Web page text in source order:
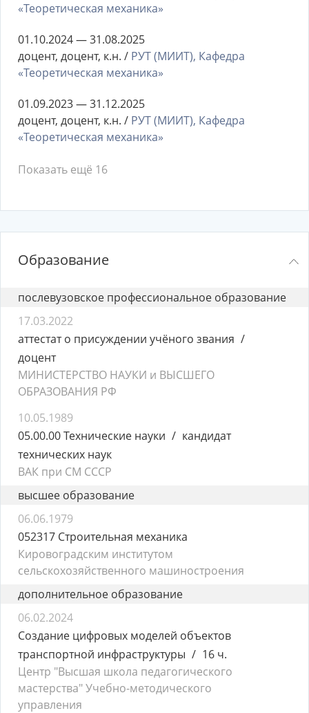
«Теоретическая механика»
01.10.2024 — 31.08.2025
доцент, доцент, к.н. / РУТ (МИИТ), Кафедра
«Теоретическая механика»
01.09.2023 — 31.12.2025
доцент, доцент, к.н. / РУТ (МИИТ), Кафедра
«Теоретическая механика»
Показать ещё 16
Образование
послевузовское профессиональное образование
17.03.2022
аттестат о присуждении учёного звания
доцент
МИНИСТЕРСТВО НАУКИ и ВЫСШЕГО
ОБРАЗОВАНИЯ РФ
10.05.1989
05.00.00 Технические науки
кандидат
технических наук
ВАК при СМ СССР
высшее образование
06.06.1979
052317 Строительная механика
Кировоградским институтом
сельскохозяйственного машиностроения
дополнительное образование
06.02.2024
Создание цифровых моделей объектов
транспортной инфраструктуры
16 ч.
Центр "Высшая школа педагогического
мастерства" Учебно-методического
управления